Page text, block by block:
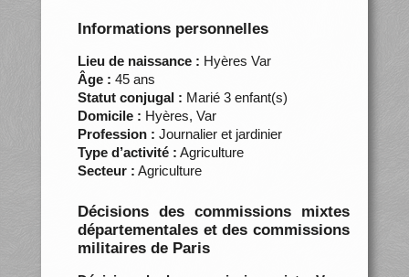
Informations personnelles
Lieu de naissance : Hyères Var
Âge : 45 ans
Statut conjugal : Marié 3 enfant(s)
Domicile : Hyères, Var
Profession : Journalier et jardinier
Type d’activité : Agriculture
Secteur : Agriculture
Décisions des commissions mixtes
départementales et des commissions
militaires de Paris